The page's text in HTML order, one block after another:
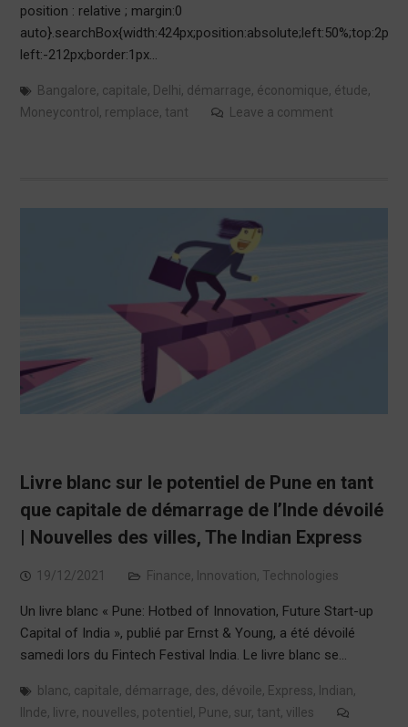
position : relative ; margin:0
left:-212px;border:1px…
Bangalore, capitale, Delhi, démarrage, économique, étude,
Moneycontrol , remplace, tant Leave a comment
Livre blanc sur le potentiel de Pune en tant
que capitale de démarrage de l’Inde dévoilé
| Nouvelles des villes, The Indian Express
19/12/2021 Finance, Innovation, Technologies
Un livre blanc « Pune: Hotbed of Innovation, Future Start-up
Capital of India », publié par Ernst & Young, a été dévoilé
samedi lors du Fintech Festival India. Le livre blanc se…
blanc, capitale, démarrage, des, dévoile, Express, Indian,
lInde, livre, nouvelles, potentiel , Pune, sur, tant, villes